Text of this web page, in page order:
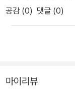
공감 (0) 댓글 (0)
마이리뷰